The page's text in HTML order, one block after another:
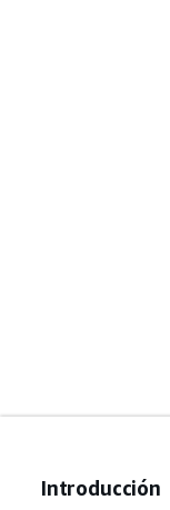
Introducción